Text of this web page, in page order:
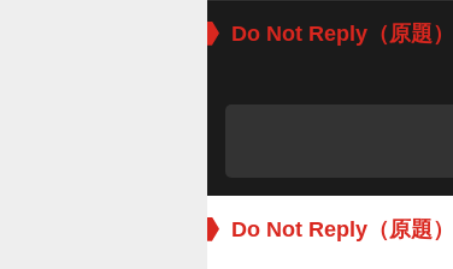
Do Not Reply（原題）
Do Not Reply（原題）